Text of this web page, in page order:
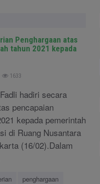
Penghargaan atas
tahun 2021 kepada
1633
hadiri secara
pencapaian
kepada pemerintah
di Ruang Nusantara
(16/02).Dalam
penghargaan